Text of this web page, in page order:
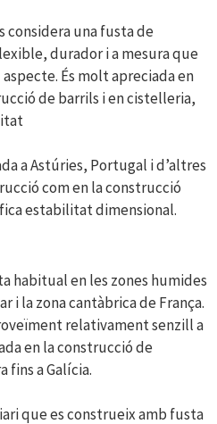
considera una fusta de
durador i a mesura que
És molt apreciada en
de barrils i en cistelleria,
a Astúries, Portugal i d’altres
com en la construcció
estabilitat dimensional.
habitual en les zones humides
i la zona cantàbrica de França.
relativament senzill a
en la construcció de
fins a Galícia.
que es construeix amb fusta